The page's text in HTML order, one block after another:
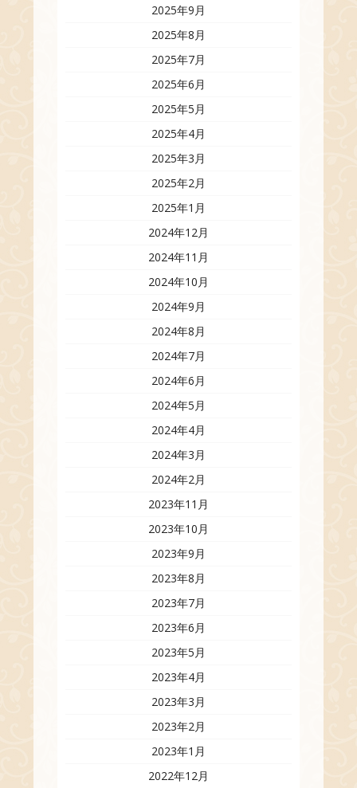
2025年9月
2025年8月
2025年7月
2025年6月
2025年5月
2025年4月
2025年3月
2025年2月
2025年1月
2024年12月
2024年11月
2024年10月
2024年9月
2024年8月
2024年7月
2024年6月
2024年5月
2024年4月
2024年3月
2024年2月
2023年11月
2023年10月
2023年9月
2023年8月
2023年7月
2023年6月
2023年5月
2023年4月
2023年3月
2023年2月
2023年1月
2022年12月